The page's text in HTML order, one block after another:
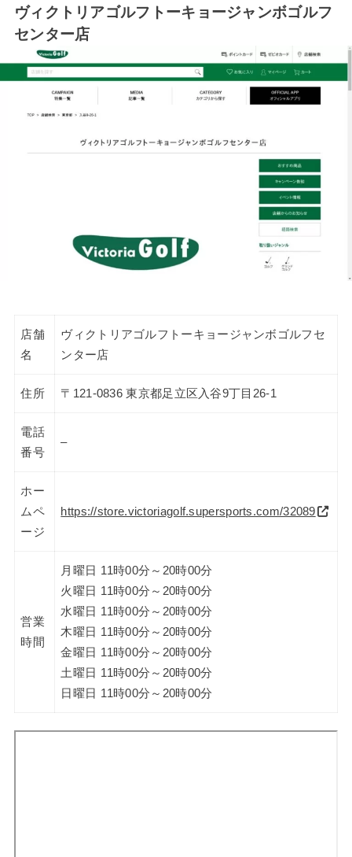
ヴィクトリアゴルフトーキョージャンボゴルフ
センター店
店舗
名
ヴィクトリアゴルフトーキョージャンボゴルフセ
ンター店
住所 〒121-0836 東京都足立区入谷9丁目26-1
電話
番号
–
ホー
ムペ
ージ
https://store.victoriagolf.supersports.com/32089
営業
時間
月曜日 11時00分～20時00分
火曜日 11時00分～20時00分
水曜日 11時00分～20時00分
木曜日 11時00分～20時00分
金曜日 11時00分～20時00分
土曜日 11時00分～20時00分
日曜日 11時00分～20時00分